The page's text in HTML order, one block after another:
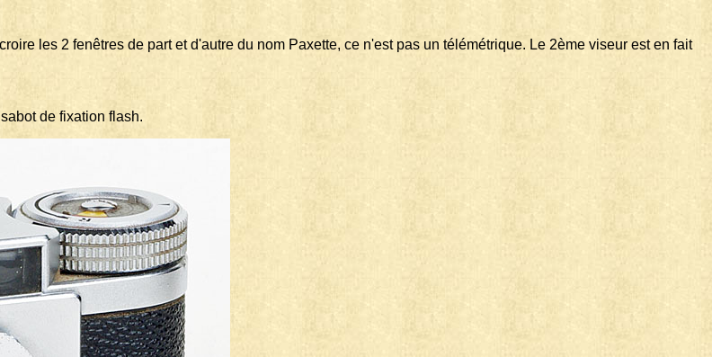
les 2 fenêtres de part et d'autre du nom Paxette, ce n'est pas un télémétrique. Le 2ème viseur est en fait
de fixation flash.